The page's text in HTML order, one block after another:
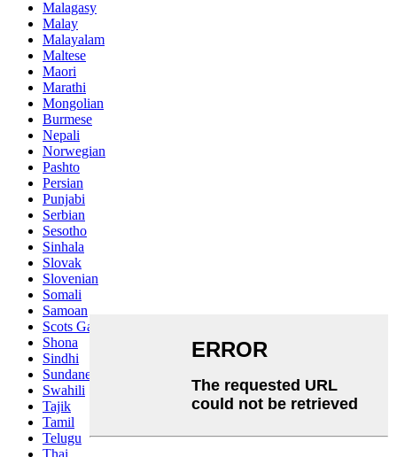
Malagasy
Malay
Malayalam
Maltese
Maori
Marathi
Mongolian
Burmese
Nepali
Norwegian
Pashto
Persian
Punjabi
Serbian
Sesotho
Sinhala
Slovak
Slovenian
Somali
Samoan
Scots Gaelic
Shona
Sindhi
Sundanese
Swahili
Tajik
Tamil
Telugu